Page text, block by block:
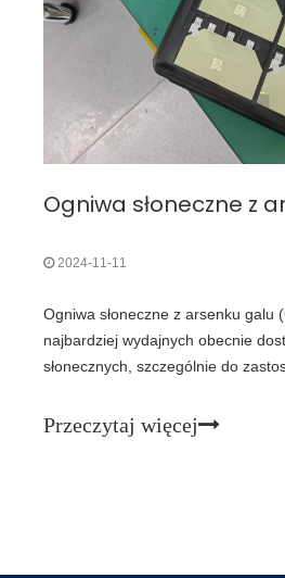
2024-11-11
Ogniwa słoneczne z arsenku galu
najbardziej wydajnych obecnie
słonecznych, szczególnie do
słonecznego, które mogą
Przeczytaj więcej